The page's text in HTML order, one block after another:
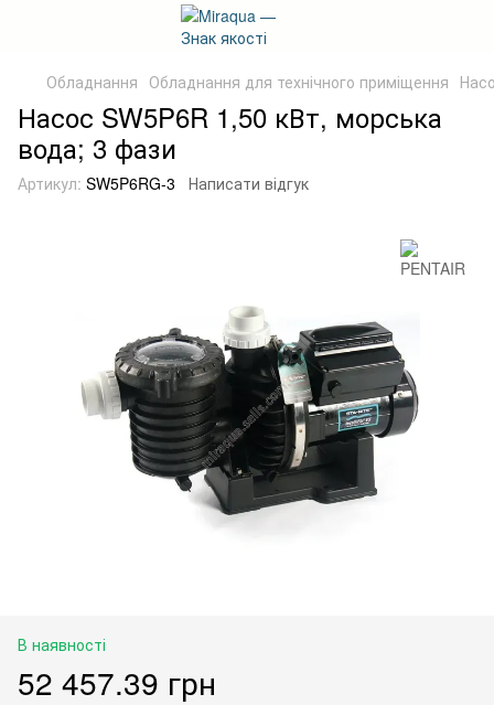
Обладнання Обладнання для технічного приміщення
Насос SW5P6R 1,50 кВт, морська
вода; 3 фази
Артикул: SW5P6RG-3 Написати відгук
В наявності
52 457.39 грн